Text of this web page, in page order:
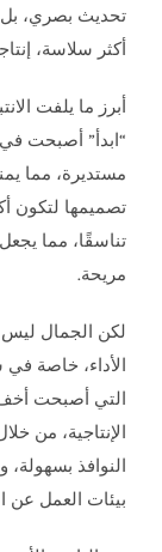
تحديث بصري،
أكثر سلاسة،
“ابدأ” أصبحت
مستديرة، مما
تصميمها لتكون
تناسقًا، مما
مريحة.
لكن الجمال
الأداء، خاصة في
النوافذ
بيئات العمل